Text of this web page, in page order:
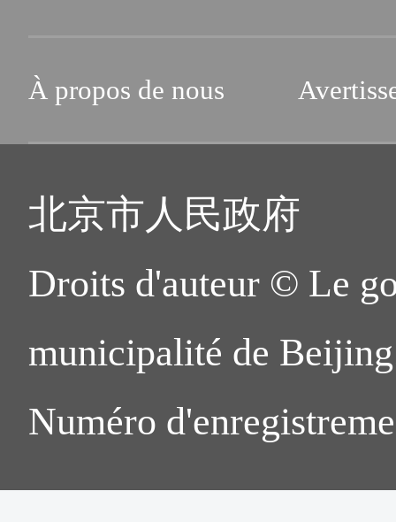
À propos de nous
北京市人民政府
Droits d'auteur © Le
municipalité de
Numéro